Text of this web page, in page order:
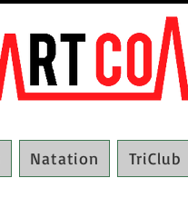
Natation TriClub